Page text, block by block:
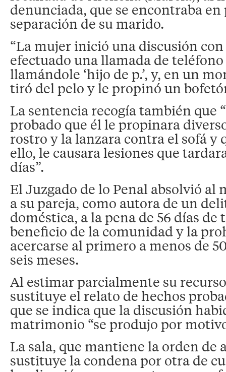
denunciada, que se encontraba en
separación de su marido.
“La mujer inició una discusión
efectuado una llamada de
llamándole ‘hijo de p.’, y, en un
tiró del pelo y le propinó un
La sentencia recogía también que
probado que él le propinara
rostro y la lanzara contra el sofá y
ello, le causara lesiones que
días”.
El Juzgado de lo Penal absolvió al
a su pareja, como autora de un
doméstica, a la pena de 56 días de
beneficio de la comunidad y la
acercarse al primero a menos de
seis meses.
Al estimar parcialmente su
sustituye el relato de hechos
que se indica que la discusión
matrimonio “se produjo por
La sala, que mantiene la orden de
sustituye la condena por otra de